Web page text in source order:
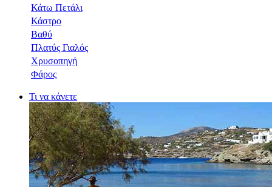
Κάτω Πετάλι
Κάστρο
Βαθύ
Πλατύς Γιαλός
Χρυσοπηγή
Φάρος
Τι να κάνετε